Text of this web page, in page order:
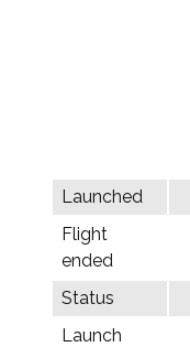
Launched
Flight
ended
Status
Launch